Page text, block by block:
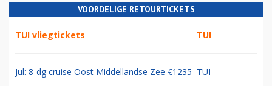
VOORDELIGE RETOURTICKETS
TUI vliegtickets TUI
Jul: 8-dg cruise Oost Middellandse Zee €1235 TUI